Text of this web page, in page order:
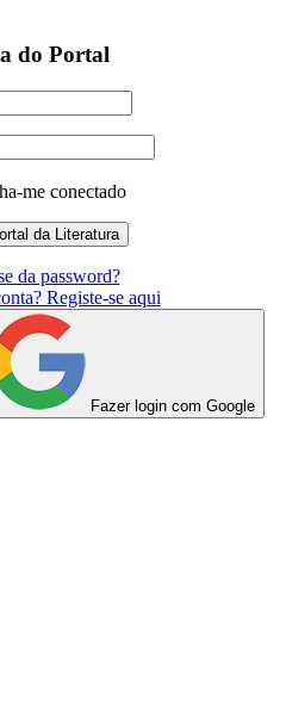
do Portal
me conectado
da password?
Registe-se aqui
Fazer login com Google